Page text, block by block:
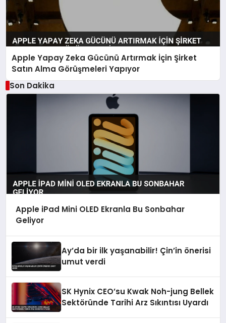
Apple Yapay Zeka Gücünü Artırmak İçin Şirket
Satın Alma Görüşmeleri Yapıyor
Son Dakika
Apple iPad Mini OLED Ekranla Bu Sonbahar
Geliyor
Ay’da bir ilk yaşanabilir! Çin’in önerisi
umut verdi
SK Hynix CEO’su Kwak Noh-jung Bellek
Sektöründe Tarihi Arz Sıkıntısı Uyardı